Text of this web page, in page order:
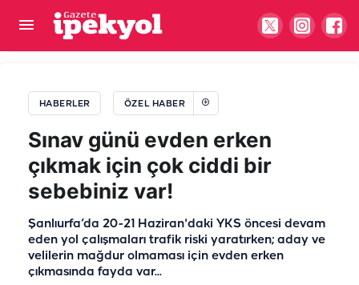
HABERLER ÖZEL HABER
Sınav günü evden erken
çıkmak için çok ciddi bir
sebebiniz var!
Şanlıurfa’da 20-21 Haziran'daki YKS öncesi devam
eden yol çalışmaları trafik riski yaratırken; aday ve
velilerin mağdur olmaması için evden erken
çıkmasında fayda var...
Şanlıurfa'da yolları perişan eden mikserler… Bir